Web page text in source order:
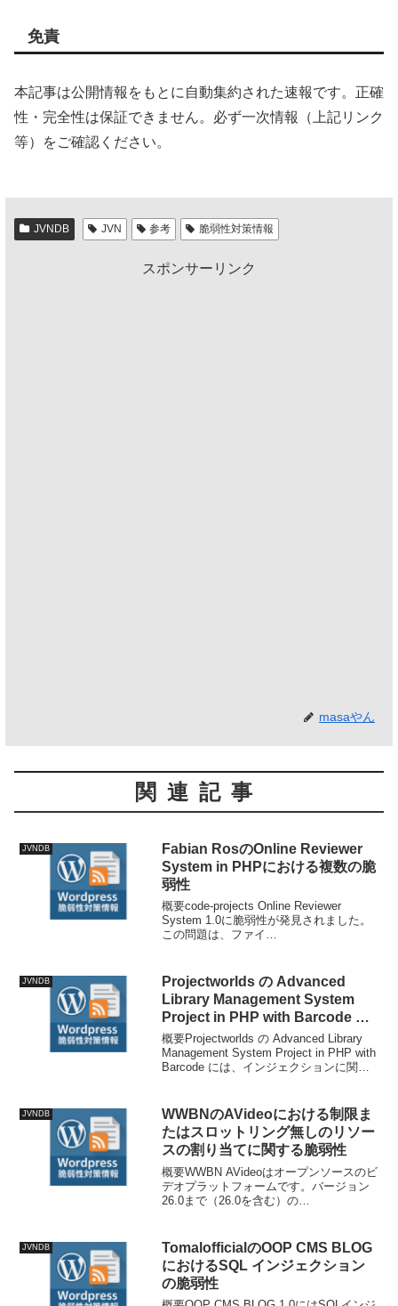
免責
本記事は公開情報をもとに自動集約された速報です。正確
性・完全性は保証できません。必ず一次情報（上記リンク
等）をご確認ください。
JVNDB JVN 参考 脆弱性対策情報
スポンサーリンク
masaやん
関連記事
JVNDB
Fabian RosのOnline Reviewer
System in PHPにおける複数の脆
弱性
概要code-projects Online Reviewer
System 1.0に脆弱性が発見されました。
この問題は、ファイ
JVNDB
Projectworlds の Advanced
Library Management System
Project in PHP with Barcode に
おけるインジェクションに関する
脆弱性
概要Projectworlds の Advanced Library
Management System Project in PHP with
Barcode には、インジェクションに関す
JVNDB
WWBNのAVideoにおける制限ま
たはスロットリング無しのリソー
スの割り当てに関する脆弱性
概要WWBN AVideoはオープンソースのビ
デオプラットフォームです。バージョン
26.0まで（26.0を含む）の
であり、認証なし、フレ...
JVNDB
TomalofficialのOOP CMS BLOG
におけるSQL インジェクション
の脆弱性